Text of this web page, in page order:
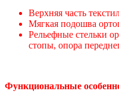
Верхняя часть
Мягкая подошва
Рельефные стельки
стопы, опора
Функциональные